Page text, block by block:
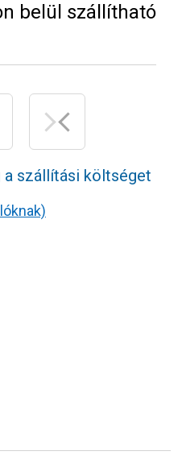
belül szállítható
a szállítási költséget